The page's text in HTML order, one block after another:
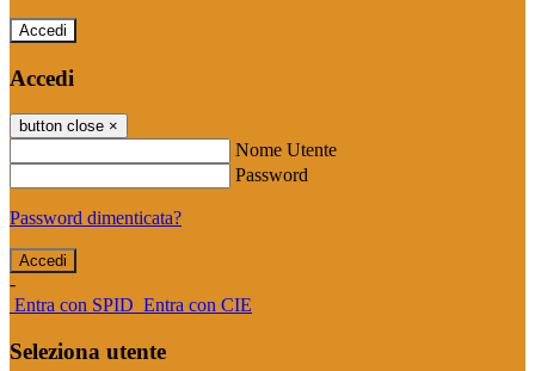
Accedi
Accedi
button close ×
Nome Utente
Password
Password dimenticata?
-
Entra con SPID Entra con CIE
Seleziona utente